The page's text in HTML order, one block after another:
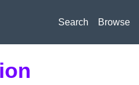
Search Browse